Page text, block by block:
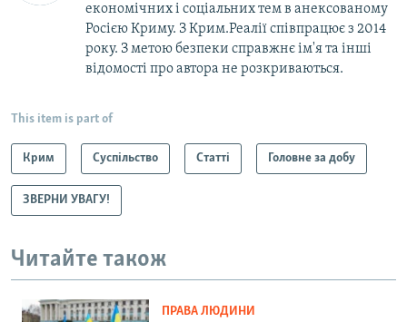
економічних і соціальних тем в анексованому
Росією Криму. З Крим.Реалії співпрацює з 2014
року. З метою безпеки справжнє ім'я та інші
відомості про автора не розкриваються.
This item is part of
Крим Суспільство Статті Головне за добу
ЗВЕРНИ УВАГУ!
Читайте також
ПРАВА ЛЮДИНИ